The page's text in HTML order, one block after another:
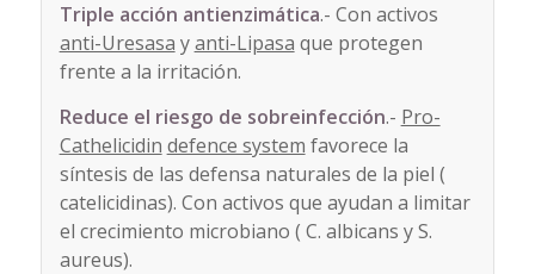
Triple acción antienzimática.- Con activos
anti-Uresasa yanti-Lipasa que protegen
frente a la irritación.
Reduce el riesgo de sobreinfección.- Pro-
Cathelicidin defence system favorece la
síntesis de las defensa naturales de la piel (
catelicidinas). Con activos que ayudan a limitar
el crecimiento microbiano ( C. albicans y S.
aureus).